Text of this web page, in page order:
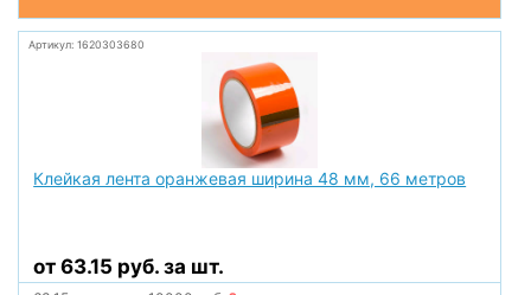
Артикул: 1620303680
Клейкая лента оранжевая ширина 48 мм, 66 метров
от 63.15 руб. за шт.